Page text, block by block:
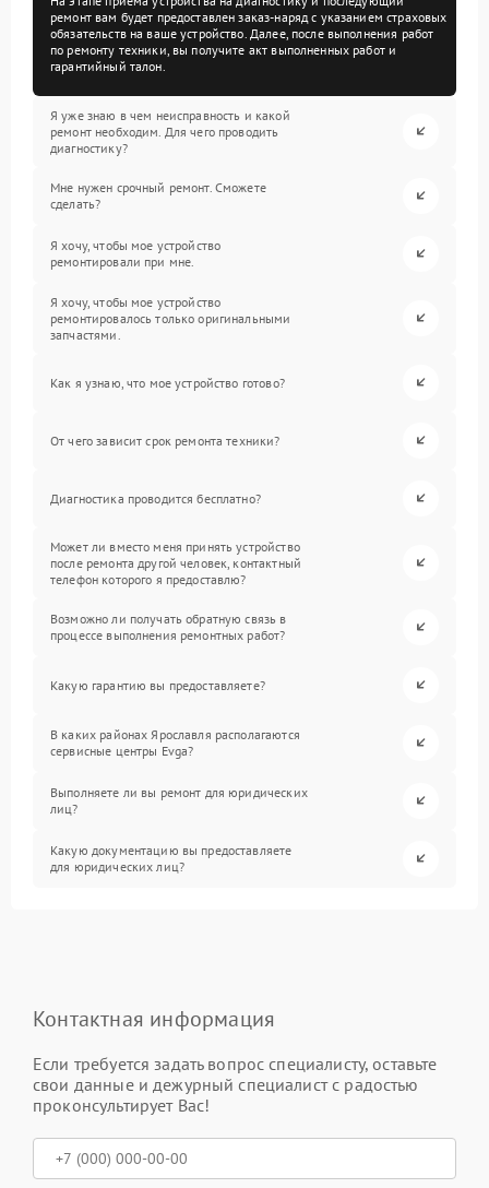
ремонт вам будет предоставлен заказ-наряд с указанием страховых
обязательств на ваше устройство. Далее, после выполнения работ
по ремонту техники, вы получите акт выполненных работ и
гарантийный талон.
Я уже знаю в чем неисправность и какой
ремонт необходим. Для чего проводить
диагностику?
Мне нужен срочный ремонт. Сможете
сделать?
Я хочу, чтобы мое устройство
ремонтировали при мне.
Я хочу, чтобы мое устройство
ремонтировалось только оригинальными
запчастями.
Как я узнаю, что мое устройство готово?
От чего зависит срок ремонта техники?
Диагностика проводится бесплатно?
Может ли вместо меня принять устройство
после ремонта другой человек, контактный
телефон которого я предоставлю?
Возможно ли получать обратную связь в
процессе выполнения ремонтных работ?
Какую гарантию вы предоставляете?
В каких районах Ярославля располагаются
сервисные центры Evga?
Выполняете ли вы ремонт для юридических
лиц?
Какую документацию вы предоставляете
для юридических лиц?
Контактная информация
Если требуется задать вопрос специалисту, оставьте
свои данные и дежурный специалист с радостью
проконсультирует Вас!